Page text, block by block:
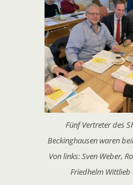
Fünf Vertreter des
Beckinghausen waren
Von links: Sven Weber,
Friedhelm Wittlieb